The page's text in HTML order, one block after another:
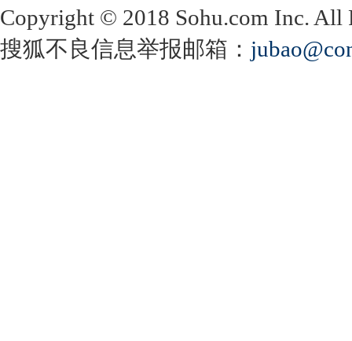
Copyright © 2018 Sohu.com Inc.
搜狐不良信息举报邮箱：